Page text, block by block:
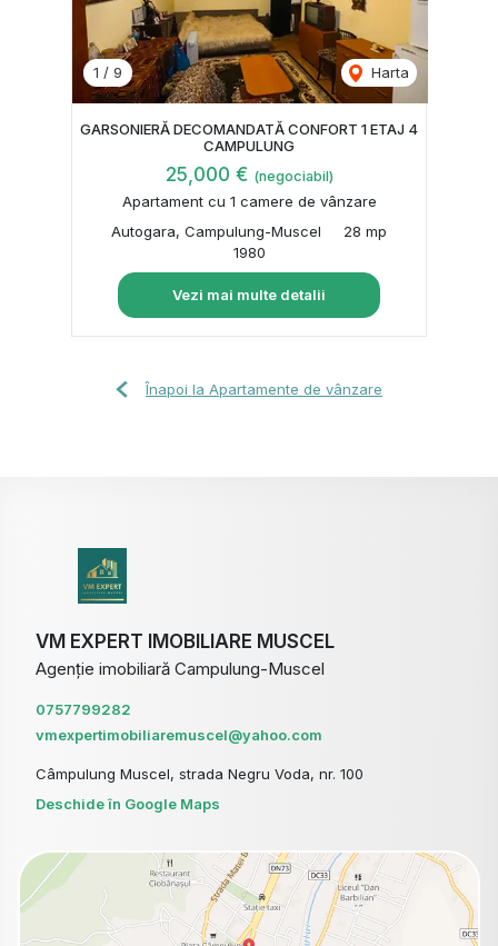
1 / 9 Harta
GARSONIERĂ DECOMANDATĂ CONFORT 1 ETAJ 4
CAMPULUNG
25,000 € (negociabil)
Apartament cu 1 camere de vânzare
Autogara, Campulung-Muscel
28 mp
1980
Vezi mai multe detalii
Înapoi la Apartamente de vânzare
VM EXPERT IMOBILIARE MUSCEL
Agenție imobiliară Campulung-Muscel
0757799282
vmexpertimobiliaremuscel@yahoo.com
Câmpulung Muscel, strada Negru Voda, nr. 100
Deschide în Google Maps